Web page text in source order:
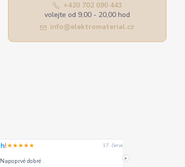
+420 702 090 443
volejte od 9,00 - 20,00 hod
info@elektromaterial.cz
★★★★★ 17. července
Napoprvé dobré . »